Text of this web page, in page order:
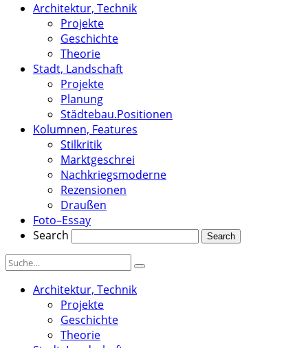
Architektur, Technik
Projekte
Geschichte
Theorie
Stadt, Landschaft
Projekte
Planung
Städtebau.Positionen
Kolumnen, Features
Stilkritik
Marktgeschrei
Nachkriegsmoderne
Rezensionen
Draußen
Foto–Essay
Search
Architektur, Technik
Projekte
Geschichte
Theorie